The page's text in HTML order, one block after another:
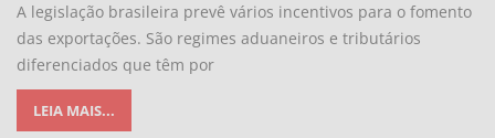
A legislação brasileira prevê vários incentivos para o fomento
das exportações. São regimes aduaneiros e tributários
diferenciados que têm por
LEIA MAIS...